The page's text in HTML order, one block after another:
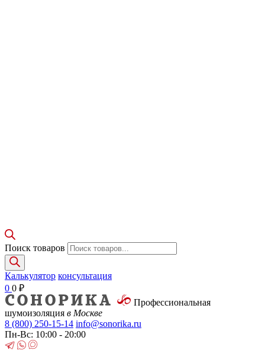
Поиск товаров
Калькулятор консультация
0 0 ₽
Профессиональная
шумоизоляция в Москве
8 (800) 250-15-14 info@sonorika.ru
Пн-Вс: 10:00 - 20:00